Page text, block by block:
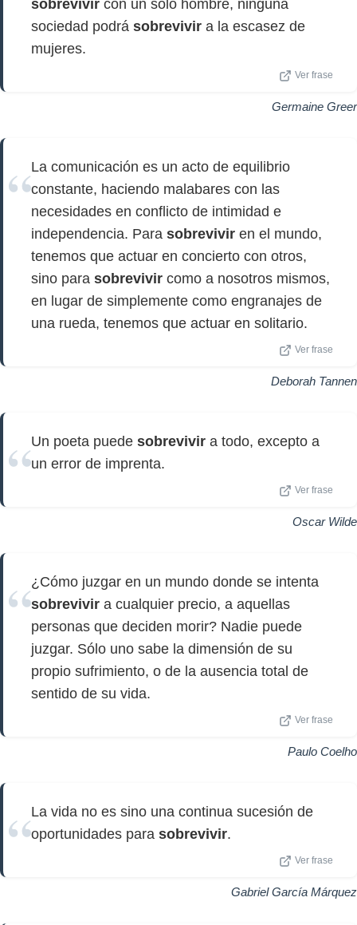
sobrevivir con un solo hombre, ninguna
sociedad podrá sobrevivir a la escasez de
mujeres.
Ver frase
Germaine Greer
La comunicación es un acto de equilibrio
constante, haciendo malabares con las
necesidades en conflicto de intimidad e
independencia. Para sobrevivir en el mundo,
tenemos que actuar en concierto con otros,
sino para sobrevivir como a nosotros mismos,
en lugar de simplemente como engranajes de
una rueda, tenemos que actuar en solitario.
Ver frase
Deborah Tannen
Un poeta puede sobrevivir a todo, excepto a
un error de imprenta.
Ver frase
Oscar Wilde
¿Cómo juzgar en un mundo donde se intenta
sobrevivir a cualquier precio, a aquellas
personas que deciden morir? Nadie puede
juzgar. Sólo uno sabe la dimensión de su
propio sufrimiento, o de la ausencia total de
sentido de su vida.
Ver frase
Paulo Coelho
La vida no es sino una continua sucesión de
oportunidades para sobrevivir.
Ver frase
Gabriel García Márquez